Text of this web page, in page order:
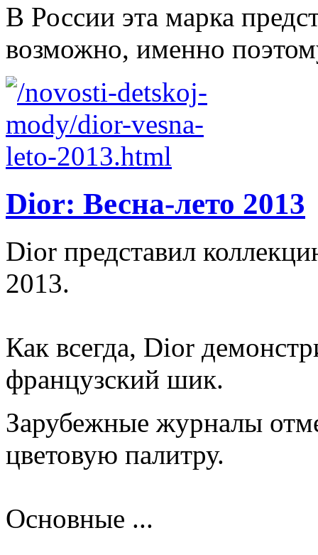
В России эта марка
возможно, именно
Dior: Весна-лето 2013
Dior представил
2013.
Как всегда, Dior
французский шик.
Зарубежные журналы
цветовую палитру.
Основные ...